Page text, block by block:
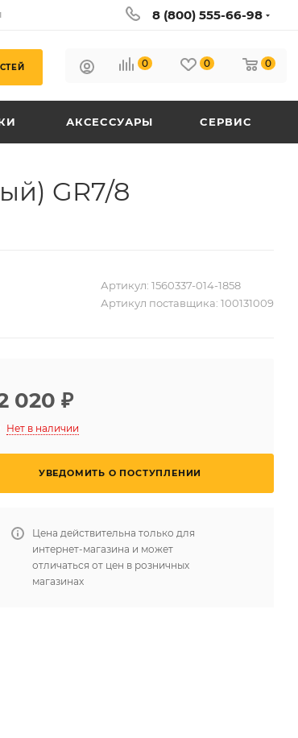
8 (800) 555-66-98
0 0 0
АКСЕССУАРЫ СЕРВИС
GR7/8
Артикул: 1560337-014-1858
Артикул поставщика: 100131009
020 ₽
Нет в наличии
УВЕДОМИТЬ О ПОСТУПЛЕНИИ
Цена действительна только для
интернет-магазина и может
отличаться от цен в розничных
магазинах